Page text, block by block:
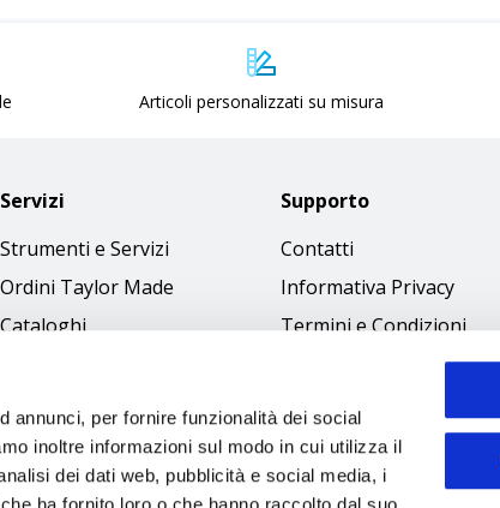
annunci, per fornire funzionalità dei social
inoltre informazioni sul modo in cui utilizza il
dei dati web, pubblicità e social media, i
Articoli personalizzati su misura
Servizi
Strumenti e Servizi
Ordini Taylor Made
Cataloghi
Supporto
Contatti
Informativa Privacy
Termini e Condizioni
Codice Etico